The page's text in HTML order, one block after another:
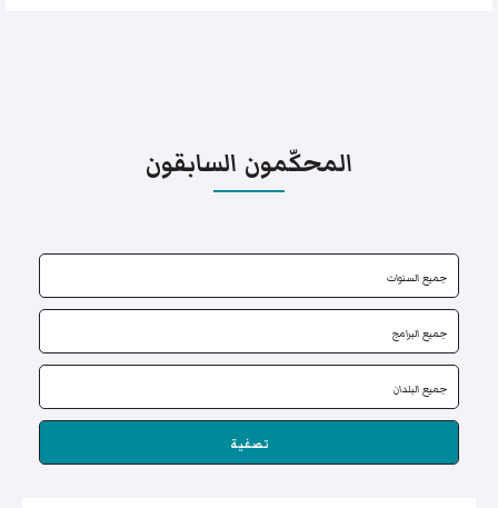
المحكّمون السابقون
تصفية